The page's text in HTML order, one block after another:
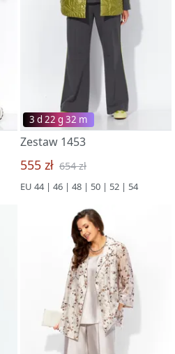
3 d 22 g 32 m
Zestaw 1453
555 zł 654 zł
EU 44 | 46 | 48 | 50 | 52 | 54